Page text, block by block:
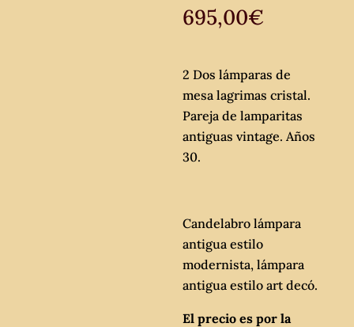
695,00€
2 Dos lámparas de
mesa lagrimas cristal.
Pareja de lamparitas
antiguas vintage. Años
30.
Candelabro lámpara
antigua estilo
modernista, lámpara
antigua estilo art decó.
El precio es por la